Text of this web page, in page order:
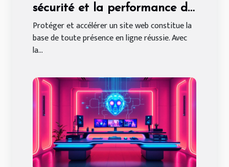
sécurité et la performance de
votre site web ?
Protéger et accélérer un site web constitue la
base de toute présence en ligne réussie. Avec
la...